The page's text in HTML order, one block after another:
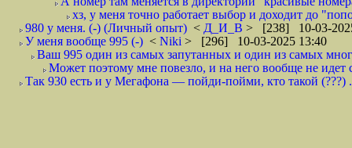
хз, у меня точно работает выбор и доходит до
980 у меня. (-) (Личный опыт) < Д_И_В > [238] 10-03-
У меня вообще 995 (-) < Niki > [296] 10-03-2025 13:40
Ваш 995 один из самых запутанных и один из самых
Может поэтому мне повезло, и на него вообще не идет
Так 930 есть и у Мегафона — пойди-пойми, кто такой (???)